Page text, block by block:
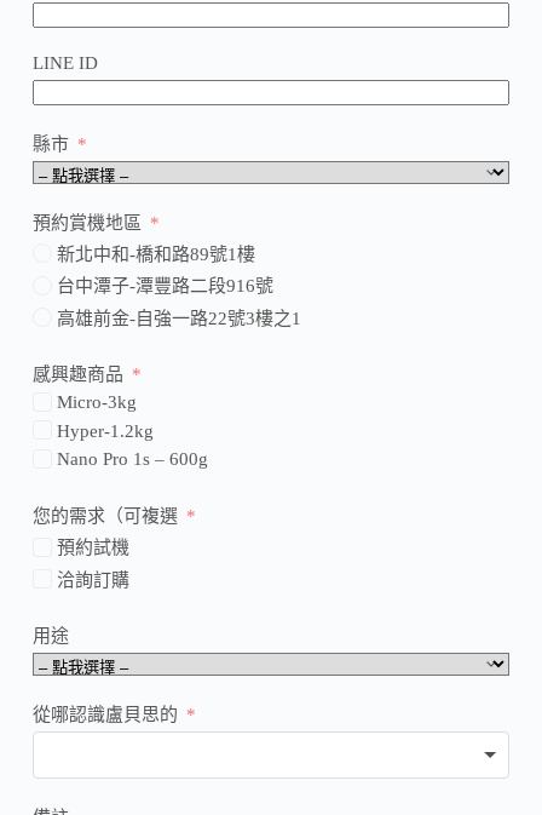
LINE ID
縣市
預約賞機地區
新北中和-橋和路89號1樓
台中潭子-潭豐路二段916號
高雄前金-自強一路22號3樓之1
感興趣商品
Micro-3kg
Hyper-1.2kg
Nano Pro 1s – 600g
您的需求（可複選
預約試機
洽詢訂購
用途
從哪認識盧貝思的